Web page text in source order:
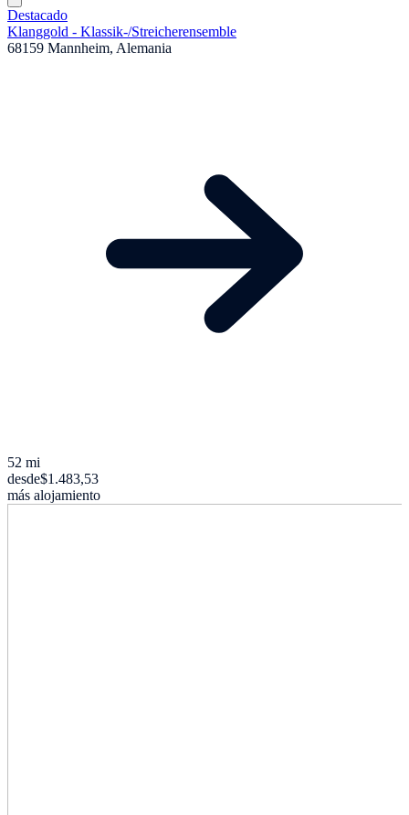
Destacado
Klanggold - Klassik-/Streicherensemble
68159 Mannheim, Alemania
52 mi
desde$1.483,53
más alojamiento